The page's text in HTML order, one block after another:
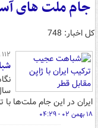
جام ملت های
کل اخبار: 748
۱۱۲ روز پس از برد در فینال تورنمنت اردن؛
ایران در این جام ملت‌ها
۱۸ بهمن ۰۲ - ۰۴:۲۹